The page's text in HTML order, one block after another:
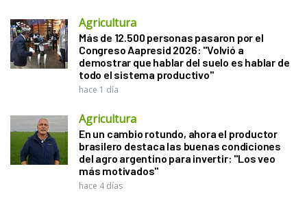
Agricultura
Más de 12.500 personas pasaron por el
Congreso Aapresid 2026: "Volvió a
demostrar que hablar del suelo es hablar de
todo el sistema productivo"
hace 1 día
Agricultura
En un cambio rotundo, ahora el productor
brasilero destaca las buenas condiciones
del agro argentino para invertir: "Los veo
más motivados"
hace 4 días